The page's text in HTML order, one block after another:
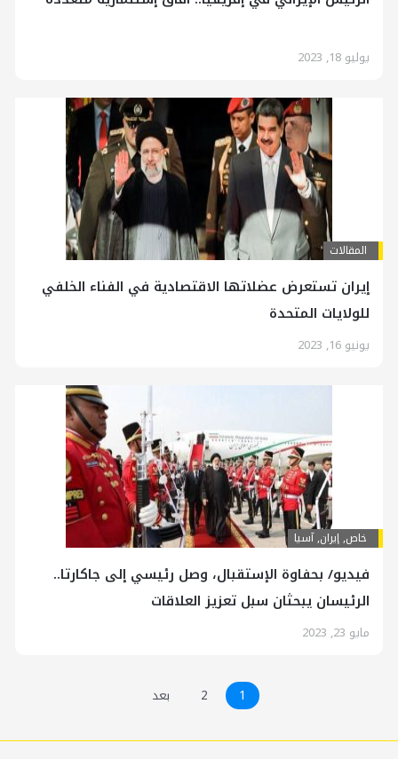
يوليو 18, 2023
المقالات
إيران تستعرض عضلاتها الاقتصادية في الفناء الخلفي
للولايات المتحدة
يونيو 16, 2023
خاص,إيران,آسیا
فيديو/ بحفاوة الإستقبال، وصل رئيسي إلى جاكارتا..
الرئيسان يبحثان سبل تعزيز العلاقات
مايو 23, 2023
1
2 بعد